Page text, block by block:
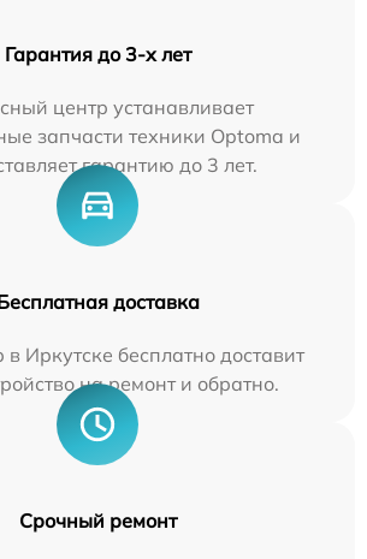
Гарантия до 3-х лет
центр устанавливает
запчасти техники Optoma и
гарантию до 3 лет.
доставка
Иркутске бесплатно доставит
на ремонт и обратно.
Срочный ремонт